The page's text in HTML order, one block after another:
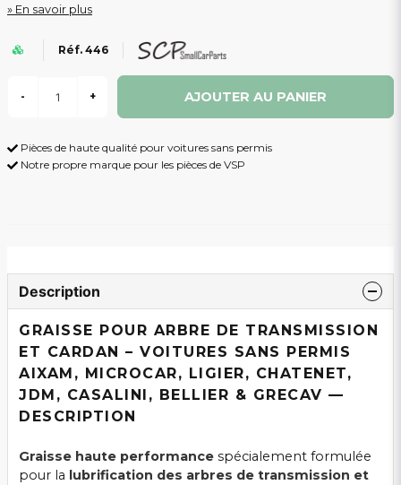
En savoir plus
Réf. 446
- + AJOUTER AU PANIER
Pièces de haute qualité pour voitures sans permis
Notre propre marque pour les pièces de VSP
Description
GRAISSE POUR ARBRE DE TRANSMISSION
ET CARDAN – VOITURES SANS PERMIS
AIXAM, MICROCAR, LIGIER, CHATENET,
JDM, CASALINI, BELLIER & GRECAV —
DESCRIPTION
Graisse haute performance spécialement formulée
pour la lubrification des arbres de transmission et